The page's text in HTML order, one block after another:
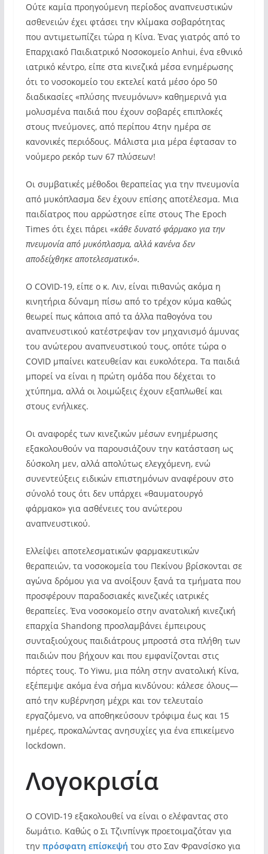
Ούτε καμία προηγούμενη περίοδος αναπνευστικών
ασθενειών έχει φτάσει την κλίμακα σοβαρότητας
που αντιμετωπίζει τώρα η Κίνα. Ένας γιατρός από το
Επαρχιακό Παιδιατρικό Νοσοκομείο Anhui, ένα εθνικό
ιατρικό κέντρο, είπε στα κινεζικά μέσα ενημέρωσης
ότι το νοσοκομείο του εκτελεί κατά μέσο όρο 50
διαδικασίες «πλύσης πνευμόνων» καθημερινά για
μολυσμένα παιδιά που έχουν σοβαρές επιπλοκές
στους πνεύμονες, από περίπου 4την ημέρα σε
κανονικές περιόδους. Μάλιστα μια μέρα έφτασαν το
νούμερο ρεκόρ των 67 πλύσεων!
Οι συμβατικές μέθοδοι θεραπείας για την πνευμονία
από μυκόπλασμα δεν έχουν επίσης αποτέλεσμα. Μια
παιδίατρος που αρρώστησε είπε στους The Epoch
Times ότι έχει πάρει «κάθε δυνατό φάρμακο για την
πνευμονία από μυκόπλασμα, αλλά κανένα δεν
αποδείχθηκε αποτελεσματικό».
Ο COVID-19, είπε ο κ. Λιν, είναι πιθανώς ακόμα η
κινητήρια δύναμη πίσω από το τρέχον κύμα καθώς
θεωρεί πως κάποια από τα άλλα παθογόνα του
αναπνευστικού κατέστρεψαν τον μηχανισμό άμυνας
του ανώτερου αναπνευστικού τους, οπότε τώρα ο
COVID μπαίνει κατευθείαν και ευκολότερα. Τα παιδιά
μπορεί να είναι η πρώτη ομάδα που δέχεται το
χτύπημα, αλλά οι λοιμώξεις έχουν εξαπλωθεί και
στους ενήλικες.
Οι αναφορές των κινεζικών μέσων ενημέρωσης
εξακολουθούν να παρουσιάζουν την κατάσταση ως
δύσκολη μεν, αλλά απολύτως ελεγχόμενη, ενώ
συνεντεύξεις ειδικών επιστημόνων αναφέρουν στο
σύνολό τους ότι δεν υπάρχει «θαυματουργό
φάρμακο» για ασθένειες του ανώτερου
αναπνευστικού.
Ελλείψει αποτελεσματικών φαρμακευτικών
θεραπειών, τα νοσοκομεία του Πεκίνου βρίσκονται σε
αγώνα δρόμου για να ανοίξουν ξανά τα τμήματα που
προσφέρουν παραδοσιακές κινεζικές ιατρικές
θεραπείες. Ένα νοσοκομείο στην ανατολική κινεζική
επαρχία Shandong προσλαμβάνει έμπειρους
συνταξιούχους παιδιάτρους μπροστά στα πλήθη των
παιδιών που βήχουν και που εμφανίζονται στις
πόρτες τους. Το Yiwu, μια πόλη στην ανατολική Κίνα,
εξέπεμψε ακόμα ένα σήμα κινδύνου: κάλεσε όλους—
από την κυβέρνηση μέχρι και τον τελευταίο
εργαζόμενο, να αποθηκεύσουν τρόφιμα έως και 15
ημέρες, προκαλώντας ανησυχίες για ένα επικείμενο
lockdown.
Λογοκρισία
Ο COVID-19 εξακολουθεί να είναι ο ελέφαντας στο
δωμάτιο. Καθώς ο Σι Τζινπίνγκ προετοιμαζόταν για
την πρόσφατη επίσκεψή του στο Σαν Φρανσίσκο για